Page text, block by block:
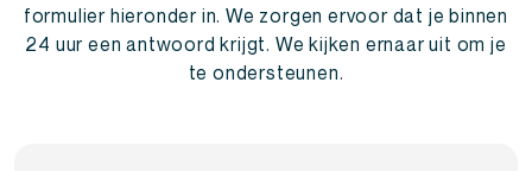
formulier hieronder in. We zorgen ervoor dat je binnen
24 uur een antwoord krijgt. We kijken ernaar uit om je
te ondersteunen.